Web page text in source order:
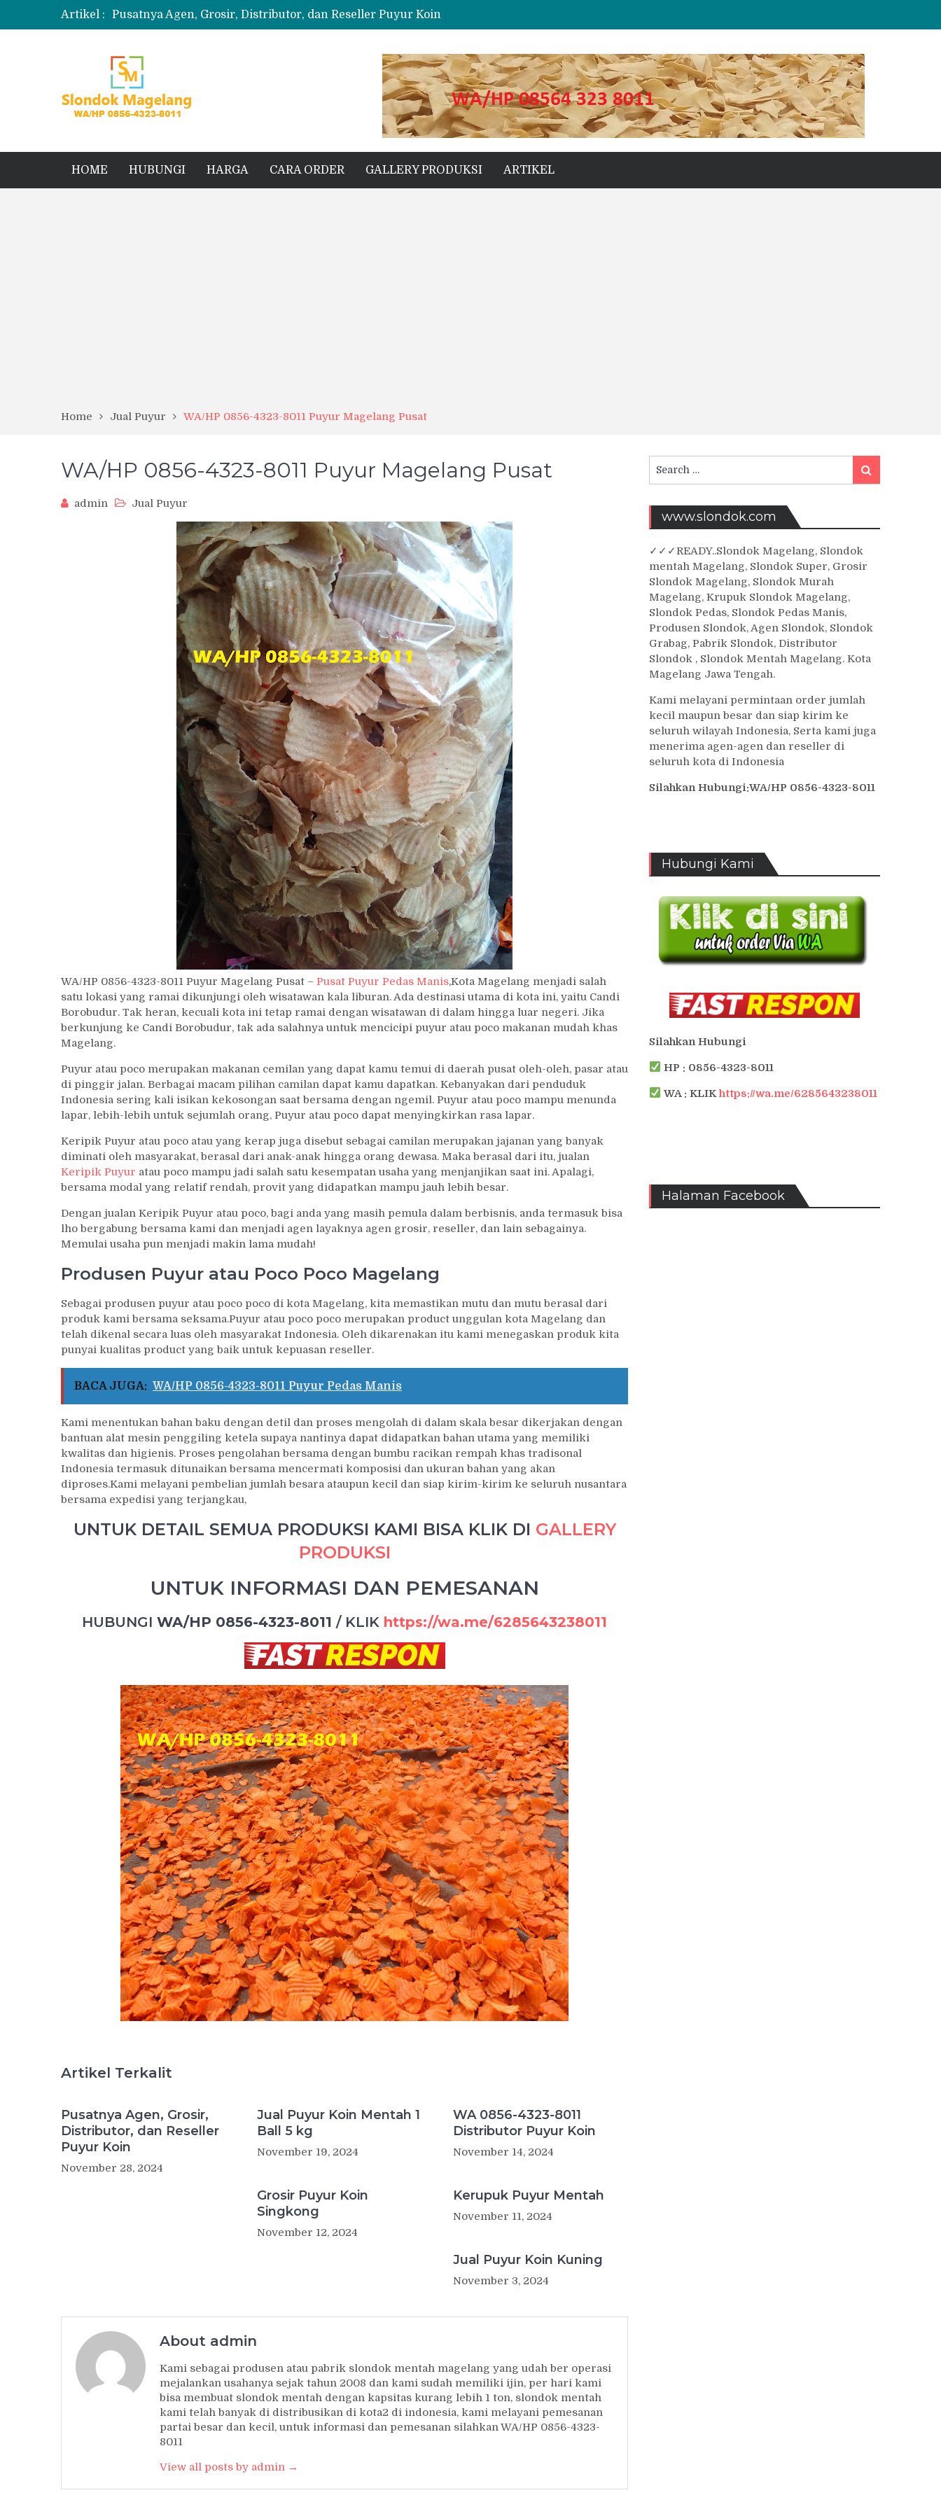
Artikel :
Pusatnya Agen, Grosir, Distributor, dan Reseller Puyur Koin
Produksi Slondok
Jual Puyur Koin Mentah 1 Ball 5 kg
Jual Pasir Merapi Terdekat Kualitas Unggul untuk Proyek Kecil hingga Besar
HOME HUBUNGI HARGA CARA ORDER GALLERY PRODUKSI ARTIKEL
Home Jual Puyur WA/HP 0856-4323-8011 Puyur Magelang Pusat
WA/HP 0856-4323-8011 Puyur Magelang Pusat
admin Jual Puyur
WA/HP 0856-4323-8011 Puyur Magelang Pusat – Pusat Puyur Pedas Manis,Kota Magelang menjadi salah
satu lokasi yang ramai dikunjungi oleh wisatawan kala liburan. Ada destinasi utama di kota ini, yaitu Candi
Borobudur. Tak heran, kecuali kota ini tetap ramai dengan wisatawan di dalam hingga luar negeri. Jika
berkunjung ke Candi Borobudur, tak ada salahnya untuk mencicipi puyur atau poco makanan mudah khas
Magelang.
Puyur atau poco merupakan makanan cemilan yang dapat kamu temui di daerah pusat oleh-oleh, pasar atau
di pinggir jalan. Berbagai macam pilihan camilan dapat kamu dapatkan. Kebanyakan dari penduduk
Indonesia sering kali isikan kekosongan saat bersama dengan ngemil. Puyur atau poco mampu menunda
lapar, lebih-lebih untuk sejumlah orang, Puyur atau poco dapat menyingkirkan rasa lapar.
Keripik Puyur atau poco atau yang kerap juga disebut sebagai camilan merupakan jajanan yang banyak
diminati oleh masyarakat, berasal dari anak-anak hingga orang dewasa. Maka berasal dari itu, jualan
Keripik Puyur atau poco mampu jadi salah satu kesempatan usaha yang menjanjikan saat ini. Apalagi,
bersama modal yang relatif rendah, provit yang didapatkan mampu jauh lebih besar.
Dengan jualan Keripik Puyur atau poco, bagi anda yang masih pemula dalam berbisnis, anda termasuk bisa
lho bergabung bersama kami dan menjadi agen layaknya agen grosir, reseller, dan lain sebagainya.
Memulai usaha pun menjadi makin lama mudah!
Produsen Puyur atau Poco Poco Magelang
Sebagai produsen puyur atau poco poco di kota Magelang, kita memastikan mutu dan mutu berasal dari
produk kami bersama seksama.Puyur atau poco poco merupakan product unggulan kota Magelang dan
telah dikenal secara luas oleh masyarakat Indonesia. Oleh dikarenakan itu kami menegaskan produk kita
punyai kualitas product yang baik untuk kepuasan reseller.
BACA JUGA: WA/HP 0856-4323-8011 Puyur Pedas Manis
Kami menentukan bahan baku dengan detil dan proses mengolah di dalam skala besar dikerjakan dengan
bantuan alat mesin penggiling ketela supaya nantinya dapat didapatkan bahan utama yang memiliki
kwalitas dan higienis. Proses pengolahan bersama dengan bumbu racikan rempah khas tradisonal
Indonesia termasuk ditunaikan bersama mencermati komposisi dan ukuran bahan yang akan
diproses.Kami melayani pembelian jumlah besara ataupun kecil dan siap kirim-kirim ke seluruh nusantara
bersama expedisi yang terjangkau,
UNTUK DETAIL SEMUA PRODUKSI KAMI BISA KLIK DI GALLERY
PRODUKSI
UNTUK INFORMASI DAN PEMESANAN
HUBUNGI WA/HP 0856-4323-8011 / KLIK https://wa.me/6285643238011
Artikel Terkalit
Pusatnya Agen, Grosir,
Distributor, dan Reseller
Puyur Koin
November 28, 2024
Jual Puyur Koin Mentah 1
Ball 5 kg
November 19, 2024
WA 0856-4323-8011
Distributor Puyur Koin
November 14, 2024
Grosir Puyur Koin
Singkong
November 12, 2024
Kerupuk Puyur Mentah
November 11, 2024
Jual Puyur Koin Kuning
November 3, 2024
About admin
Kami sebagai produsen atau pabrik slondok mentah magelang yang udah ber operasi
mejalankan usahanya sejak tahun 2008 dan kami sudah memiliki ijin, per hari kami
bisa membuat slondok mentah dengan kapsitas kurang lebih 1 ton, slondok mentah
kami telah banyak di distribusikan di kota2 di indonesia, kami melayani pemesanan
partai besar dan kecil, untuk informasi dan pemesanan silahkan WA/HP 0856-4323-
8011
View all posts by admin →
Search
for:
Search
www.slondok.com
✓ ✓✓READY..Slondok Magelang, Slondok
mentah Magelang, Slondok Super, Grosir
Slondok Magelang, Slondok Murah
Magelang, Krupuk Slondok Magelang,
Slondok Pedas, Slondok Pedas Manis,
Produsen Slondok, Agen Slondok, Slondok
Grabag, Pabrik Slondok, Distributor
Slondok , Slondok Mentah Magelang. Kota
Magelang Jawa Tengah.
Kami melayani permintaan order jumlah
kecil maupun besar dan siap kirim ke
seluruh wilayah Indonesia, Serta kami juga
menerima agen-agen dan reseller di
seluruh kota di Indonesia
Silahkan Hubungi:WA/HP 0856-4323-8011
Hubungi Kami
Silahkan Hubungi
HP : 0856-4323-8011
WA : KLIKhttps://wa.me/6285643238011
Halaman Facebook